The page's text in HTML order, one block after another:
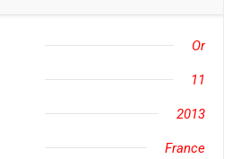
Or
11
2013
France